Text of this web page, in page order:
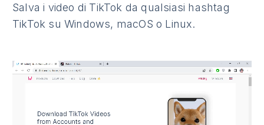
Salva i video di TikTok da qualsiasi hashtag
TikTok su Windows, macOS o Linux.